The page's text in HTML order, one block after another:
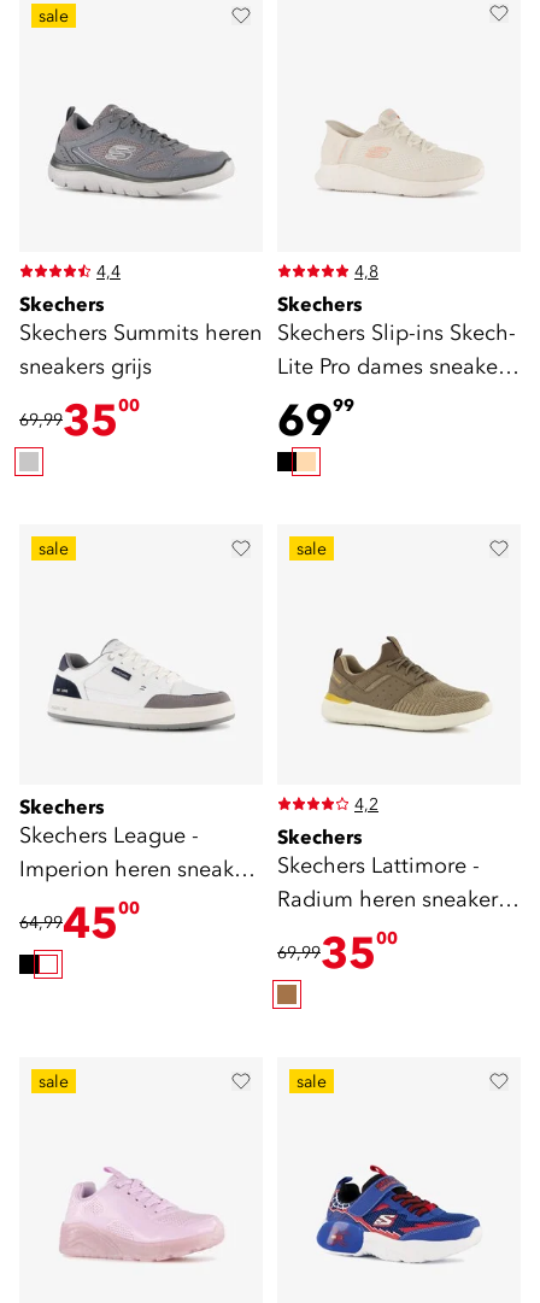
sale
4,4
Skechers
Skechers Summits heren
sneakers grijs
69,993500
4,8
Skechers
Skechers Slip-ins Skech-
Lite Pro dames sneakers
beige
6999
sale
Skechers
Skechers League -
Imperion heren sneakers
wit grijs
64,994500
sale
4,2
Skechers
Skechers Lattimore -
Radium heren sneakers
taupe
69,993500
sale sale